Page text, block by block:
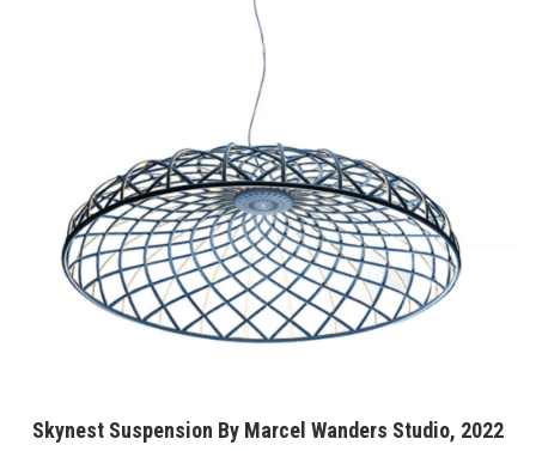
Skynest Suspension By Marcel Wanders Studio, 2022